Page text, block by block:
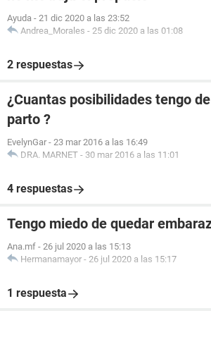
Ayuda - 21 dic 2020 a las 23:52
Andrea_Morales - 25 dic 2020 a las 01:08
2 respuestas
¿Cuantas posibilidades tengo
parto ?
EvelynGar - 23 mar 2016 a las 16:49
DRA. MARNET - 30 mar 2016 a las 11:01
4 respuestas
Tengo miedo de quedar
Ana.mf - 26 jul 2020 a las 15:13
Hermanamayor - 26 jul 2020 a las 15:17
1 respuesta